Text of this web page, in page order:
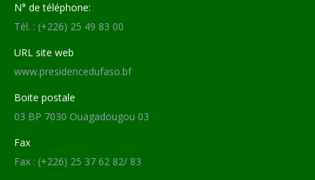
N° de téléphone:
Tél. : (+226) 25 49 83 00
URL site web
www.presidencedufaso.bf
Boite postale
03 BP 7030 Ouagadougou 03
Fax
Fax : (+226) 25 37 62 82/ 83